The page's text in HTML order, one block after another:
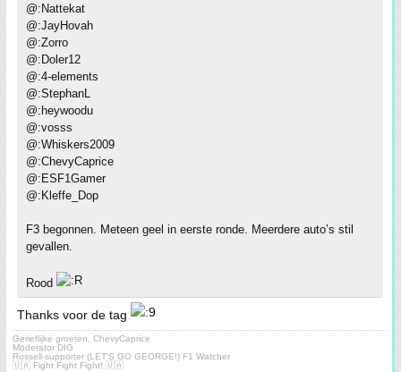
@:Nattekat
@:JayHovah
@:Zorro
@:Doler12
@:4-elements
@:StephanL
@:heywoodu
@:vosss
@:Whiskers2009
@:ChevyCaprice
@:ESF1Gamer
@:Kleffe_Dop
F3 begonnen. Meteen geel in eerste ronde. Meerdere auto’s stil
gevallen.
Rood
Thanks voor de tag
Gerieflijke groeten, ChevyCaprice
Moderator DIG
Russell-supporter (LET'S GO GEORGE!) F1 Watcher
🇺🇦 Fight Fight Fight! 🇺🇦